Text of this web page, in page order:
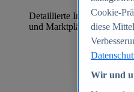
Detaillierte Informationen
und Marktplätzen
Cookie-
diese
Wir und